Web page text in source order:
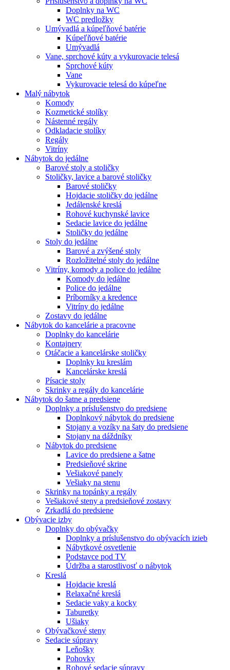
Doplnky na WC
WC predložky
Umývadlá a kúpeľňové batérie
Kúpeľňové batérie
Umývadlá
Vane, sprchové kúty a vykurovacie telesá
Sprchové kúty
Vane
Vykurovacie telesá do kúpeľne
Malý nábytok
Komody
Kozmetické stolíky
Nástenné regály
Odkladacie stolíky
Regály
Vitríny
Nábytok do jedálne
Barové stoly a stoličky
Stoličky, lavice a barové stoličky
Barové stoličky
Hojdacie stoličky do jedálne
Jedálenské kreslá
Rohové kuchynské lavice
Sedacie lavice do jedálne
Stoličky do jedálne
Stoly do jedálne
Barové a zvýšené stoly
Rozložitelné stoly do jedálne
Vitríny, komody a police do jedálne
Komody do jedálne
Police do jedálne
Príborníky a kredence
Vitríny do jedálne
Zostavy do jedálne
Nábytok do kancelárie a pracovne
Doplnky do kancelárie
Kontajnery
Otáčacie a kancelárske stoličky
Doplnky ku kreslám
Kancelárske kreslá
Písacie stoly
Skrinky a regály do kancelárie
Nábytok do šatne a predsiene
Doplnky a príslušenstvo do predsiene
Doplnkový nábytok do predsiene
Stojany a vozíky na šaty do predsiene
Stojany na dáždníky
Nábytok do predsiene
Lavice do predsiene a šatne
Predsieňové skrine
Vešiakové panely
Vešiaky na stenu
Skrinky na topánky a regály
Vešiakové steny a predsieňové zostavy
Zrkadlá do predsiene
Obývacie izby
Doplnky do obývačky
Doplnky a príslušenstvo do obývacích izieb
Nábytkové osvetlenie
Podstavce pod TV
Údržba a starostlivosť o nábytok
Kreslá
Hojdacie kreslá
Relaxačné kreslá
Sedacie vaky a kocky
Taburetky
Ušiaky
Obývačkové steny
Sedacie súpravy
Leňošky
Pohovky
Rohové sedacie súpravy